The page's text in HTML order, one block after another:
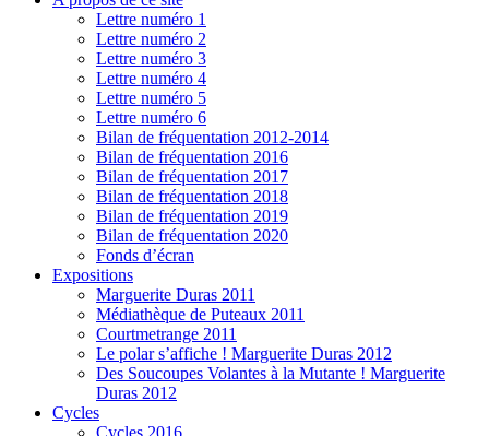
Lettre numéro 1
Lettre numéro 2
Lettre numéro 3
Lettre numéro 4
Lettre numéro 5
Lettre numéro 6
Bilan de fréquentation 2012-2014
Bilan de fréquentation 2016
Bilan de fréquentation 2017
Bilan de fréquentation 2018
Bilan de fréquentation 2019
Bilan de fréquentation 2020
Fonds d’écran
Expositions
Marguerite Duras 2011
Médiathèque de Puteaux 2011
Courtmetrange 2011
Le polar s’affiche ! Marguerite Duras 2012
Des Soucoupes Volantes à la Mutante ! Marguerite
Duras 2012
Cycles
Cycles 2016